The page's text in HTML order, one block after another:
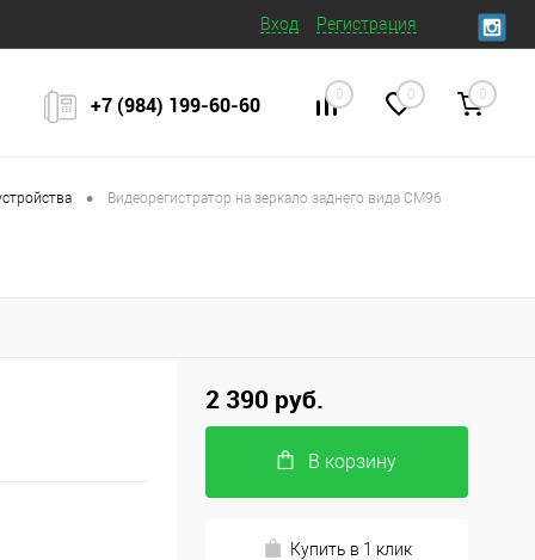
Вход Регистрация
+7 (984) 199‒60‒60 0 0 0
• Видеорегистратор на зеркало заднего вида CM96
2 390 руб.
В корзину
Купить в 1 клик